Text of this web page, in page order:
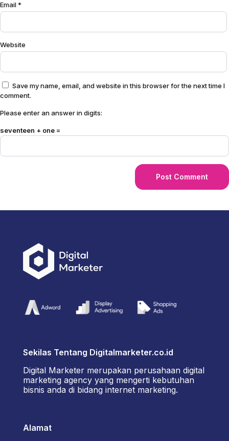
Email*
Website
Save my name, email, and website in this browser for the next time I
comment.
Please enter an answer in digits:
seventeen + one =
Sekilas Tentang Digitalmarketer.co.id
Digital Marketer merupakan perusahaan digital
marketing agency yang mengerti kebutuhan
bisnis anda di bidang internet marketing.
Alamat